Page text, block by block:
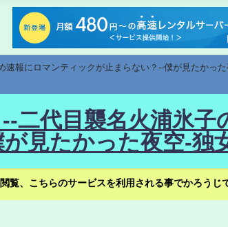
報にロマンティックが止まらない？--僕が見たか
二代目襲名火浦氷
見たかった夜空-独
覧、こちらのサービスを利用される事でかろう